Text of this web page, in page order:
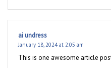
ai undress
January 18, 2024 at 2:05 am
This is one awesome article